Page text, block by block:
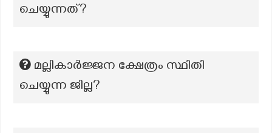
ചെയ്യുന്നത്?
മല്ലികാർജ്ജന ക്ഷേത്രം സ്ഥിതി
ചെയ്യുന്ന ജില്ല?